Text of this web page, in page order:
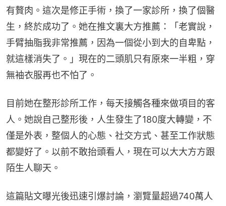
有贅肉。這次是修正手術，換了一家診所，換了個醫
生，終於成功了。她在推文裏大方推薦：「老實說，
手臂抽脂我非常推薦，因為一個從小到大的自卑點，
就這樣消失了。」現在的二頭肌只有原來一半粗，穿
無袖衣服再也不怕了。
目前她在整形診所工作，每天接觸各種來做項目的客
人。她說自己整形後，人生發生了180度大轉變，不
僅是外表，整個人的心態、社交方式、甚至工作狀態
都變好了。以前不敢抬頭看人，現在可以大大方方跟
陌生人聊天。
這篇貼文曝光後迅速引爆討論，瀏覽量超過740萬人